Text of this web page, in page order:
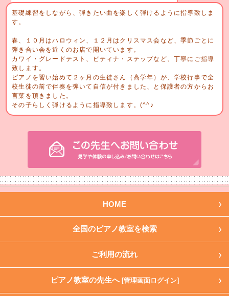
基礎練習をしながら、弾きたい曲を楽しく弾けるように指導致しま
す。
春、１０月はハロウィン、１２月はクリスマス会など、季節ごとに
弾き合い会を近くのお店で開いています。
カワイ・グレードテスト、ピティナ・ステップなど、丁寧にご指導
致します。
ピアノを習い始めて２ヶ月の生徒さん（高学年）が、学校行事で全
校生徒の前で伴奏を弾いて自信が付きました、と保護者の方からお
言葉を頂きました。
その子らしく弾けるように指導致します。(^^♪
HOME
全国のピアノ教室を検索
ご利用の流れ
ピアノ教室の先生へ [管理画面ログイン]